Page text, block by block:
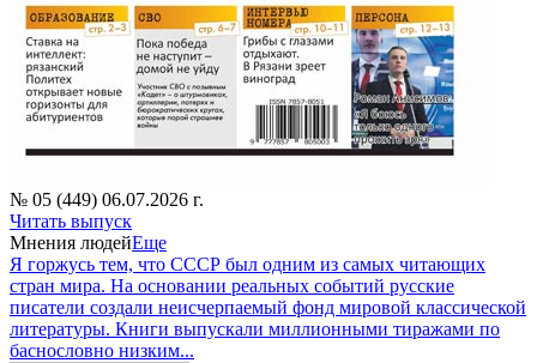
№ 05 (449) 06.07.2026 г.
Читать выпуск
Мнения людейЕще
Я горжусь тем, что СССР был одним из самых читающих
стран мира. На основании реальных событий русские
писатели создали неисчерпаемый фонд мировой классической
литературы. Книги выпускали миллионными тиражами по
баснословно низким...